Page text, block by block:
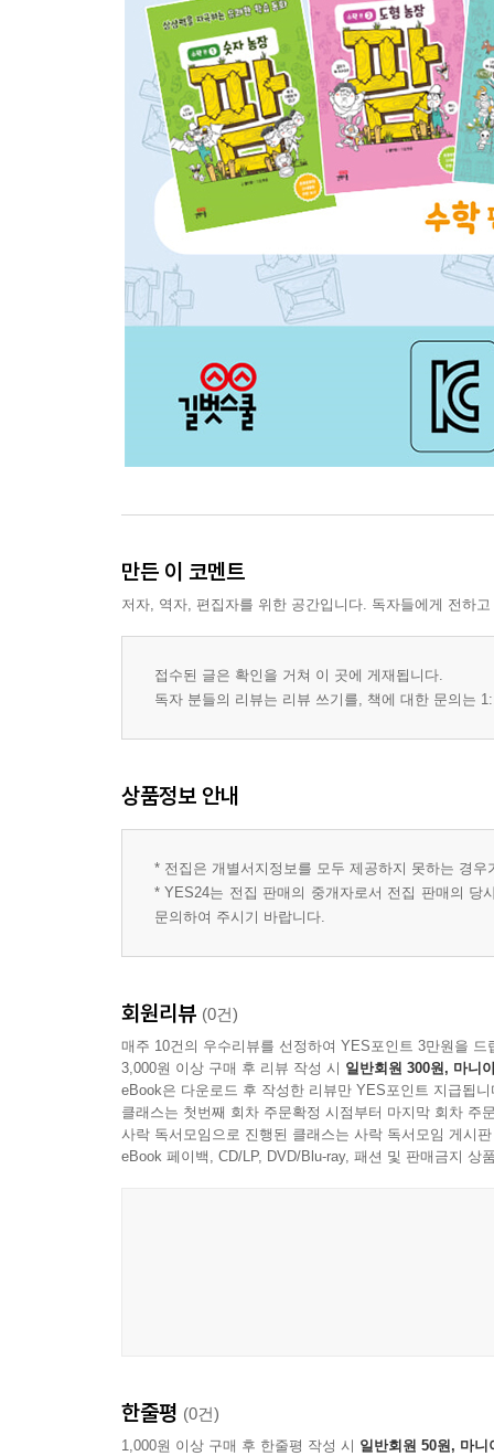
만든 이 코멘트
저자, 역자, 편집자를 위한 공간입니다. 독자들에게 전하
접수된 글은 확인을 거쳐 이 곳에 게재됩니다.
독자 분들의 리뷰는 리뷰 쓰기를, 책에 대한 문의는
상품정보 안내
* 전집은 개별서지정보를 모두 제공하지 못하는 경
* YES24는 전집 판매의 중개자로서 전집 판매의 당
문의하여 주시기 바랍니다.
회원리뷰 (0건)
매주 10건의 우수리뷰를 선정하여 YES포인트 3만원을 드
3,000원 이상 구매 후 리뷰 작성 시 일반회원 300원, 마니
eBook은 다운로드 후 작성한 리뷰만 YES포인트 지급됩니
클래스는 첫번째 회차 주문확정 시점부터 마지막 회차 주
사락 독서모임으로 진행된 클래스는 사락 독서모임 게시
eBook 페이백, CD/LP, DVD/Blu-ray, 패션 및 판매금지 상
한줄평 (0건)
1,000원 이상 구매 후 한줄평 작성 시 일반회원 50원, 마니